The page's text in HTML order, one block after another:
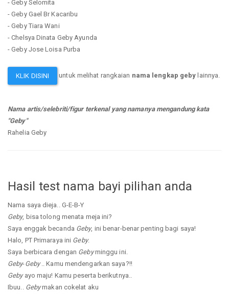
- Geby Selomita
- Geby Gael Br Kacaribu
- Geby Tiara Wani
- Chelsya Dinata Geby Ayunda
- Geby Jose Loisa Purba
KLIK DISINI untuk melihat rangkaian nama lengkap geby lainnya.
Nama artis/selebriti/figur terkenal yang namanya mengandung kata
"Geby"
Rahelia Geby
Hasil test nama bayi pilihan anda
Nama saya dieja.. G-E-B-Y
Geby, bisa tolong menata meja ini?
Saya enggak becanda Geby, ini benar-benar penting bagi saya!
Halo, PT Primaraya ini Geby.
Saya berbicara dengan Gebyminggu ini.
Geby-Geby.. Kamu mendengarkan saya?!!
Gebyayo maju! Kamu peserta berikutnya..
Ibuu.. Gebymakan cokelat aku